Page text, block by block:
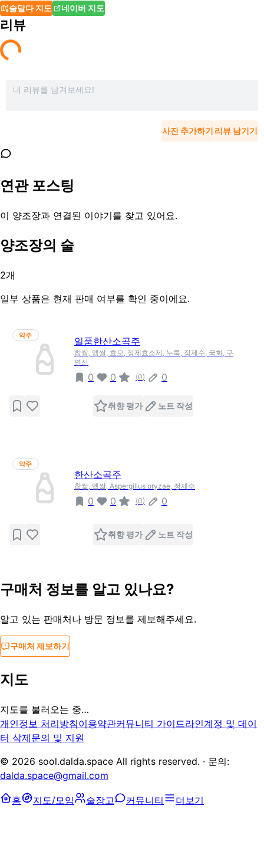
술달다 지도 네이버 지도
리뷰
사진 추가하기 리뷰 남기기
연관 포스팅
이 양조장과 연결된 이야기를 찾고 있어요.
양조장의 술
2개
일부 상품은 현재 판매 여부를 확인 중이에요.
약주
일품한산소곡주
찹쌀, 멥쌀, 효모, 정제효소제, 누룩, 정제수, 국화, 구
연산
0 0 (0) 0
취향 평가 노트 작성
약주
한산소곡주
찹쌀, 멥쌀, Aspergillus oryzae, 정제수
0 0 (0) 0
취향 평가 노트 작성
구매처 정보를 알고 있나요?
알고 있는 판매처나 방문 정보를 제보해주세요.
구매처 제보하기
지도
지도를 불러오는 중…
개인정보 처리방침이용약관커뮤니티 가이드라인계정 및 데이
터 삭제문의 및 지원
© 2026 sool.dalda.space All rights reserved. · 문의:
dalda.space@gmail.com
홈 지도/모임 술장고 커뮤니티 더보기